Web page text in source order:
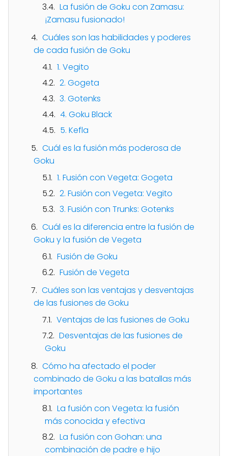
La fusión de Goku con Zamasu:
¡Zamasu fusionado!
Cuáles son las habilidades y poderes
de cada fusión de Goku
1. Vegito
2. Gogeta
3. Gotenks
4. Goku Black
5. Kefla
Cuál es la fusión más poderosa de
Goku
1. Fusión con Vegeta: Gogeta
2. Fusión con Vegeta: Vegito
3. Fusión con Trunks: Gotenks
Cuál es la diferencia entre la fusión de
Goku y la fusión de Vegeta
Fusión de Goku
Fusión de Vegeta
Cuáles son las ventajas y desventajas
de las fusiones de Goku
Ventajas de las fusiones de Goku
Desventajas de las fusiones de
Goku
Cómo ha afectado el poder
combinado de Goku a las batallas más
importantes
La fusión con Vegeta: la fusión
más conocida y efectiva
La fusión con Gohan: una
combinación de padre e hijo